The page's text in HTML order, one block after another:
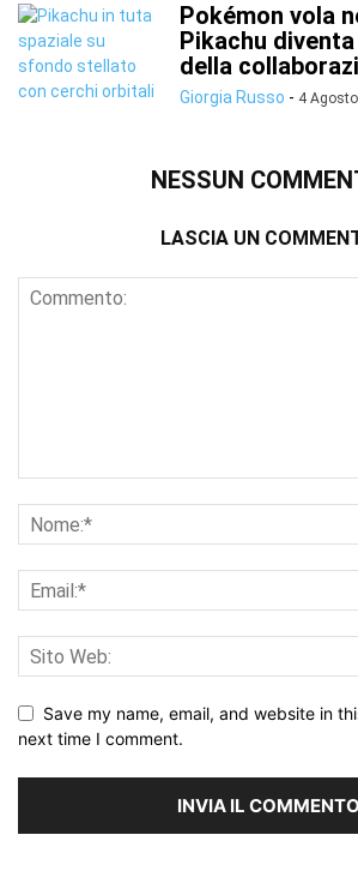
Pokémon vola
Pikachu
della
Giorgia Russo - 4
NESSUN
LASCIA UN
Save my name, email, and website in
next time I comment.